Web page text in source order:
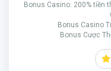
Bonus Casino: 200% tiền
Bonus Casino
Bonus Cược